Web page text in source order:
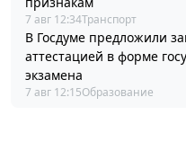
7 авг 12:34Транспорт
В Госдуме предложили
аттестацией в форме
экзамена
7 авг 12:15Образование